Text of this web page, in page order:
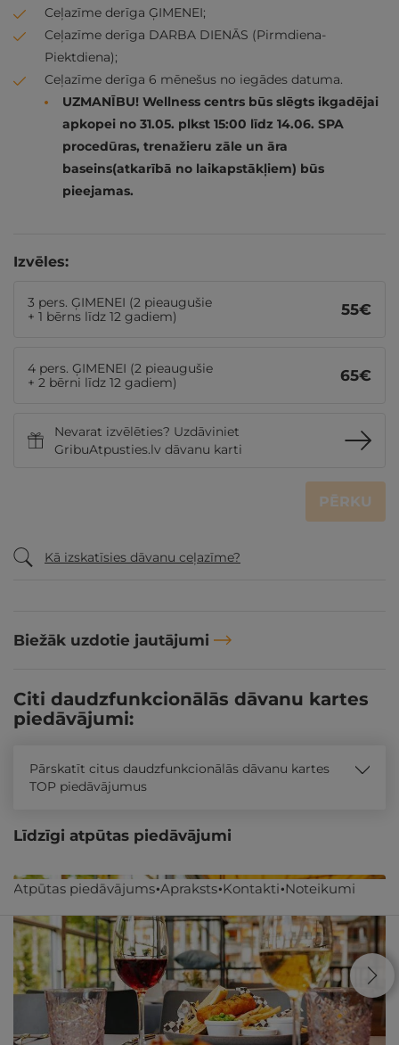
Ceļazīme derīga ĢIMENEI;
Ceļazīme derīga DARBA DIENĀS (Pirmdiena-
Piektdiena);
Ceļazīme derīga 6 mēnešus no iegādes datuma.
UZMANĪBU! Wellness centrs būs slēgts ikgadējai
apkopei no 31.05. plkst 15:00 līdz 14.06. SPA
procedūras, trenažieru zāle un āra
baseins(atkarībā no laikapstākļiem) būs
pieejamas.
Izvēles:
3 pers. ĢIMENEI (2 pieaugušie
+ 1 bērns līdz 12 gadiem)
55€
4 pers. ĢIMENEI (2 pieaugušie
+ 2 bērni līdz 12 gadiem)
65€
Nevarat izvēlēties? Uzdāviniet
GribuAtpusties.lv dāvanu karti
PĒRKU
Kā izskatīsies dāvanu ceļazīme?
Biežāk uzdotie jautājumi
Atpūtas piedāvājums Apraksts Kontakti Noteikumi
Citi daudzfunkcionālās dāvanu kartes
piedāvājumi:
Pārskatīt citus daudzfunkcionālās dāvanu kartes
TOP piedāvājumus
Līdzīgi atpūtas piedāvājumi